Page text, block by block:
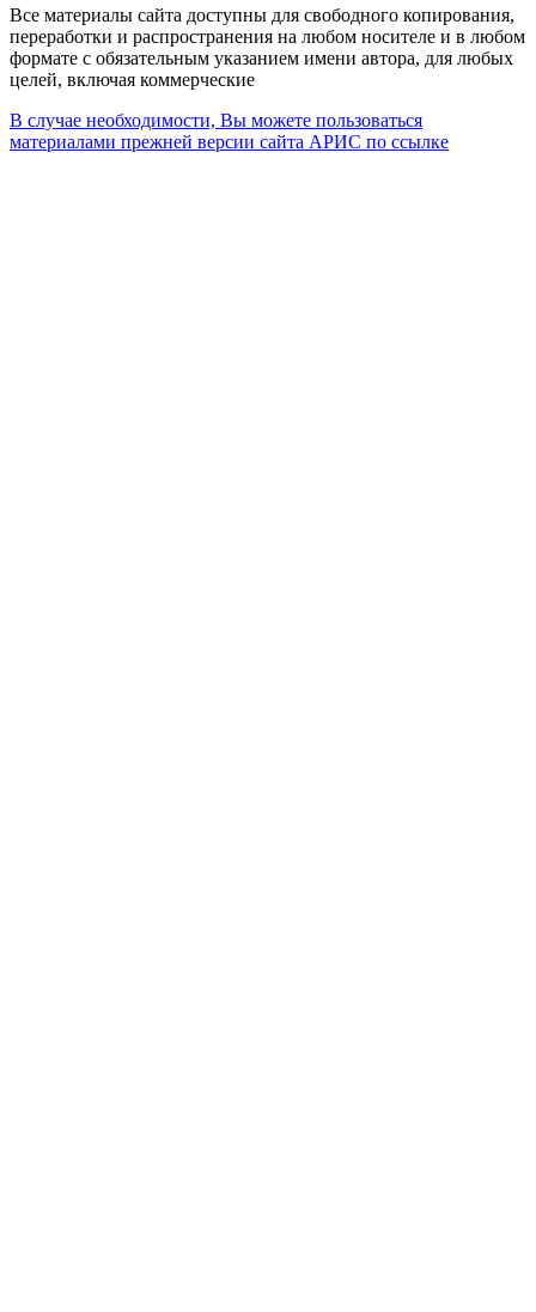
Все материалы сайта доступны для свободного копирования,
переработки и распространения на любом носителе и в любом
формате с обязательным указанием имени автора, для любых
целей, включая коммерческие
В случае необходимости, Вы можете пользоваться
материалами прежней версии сайта АРИС по ссылке